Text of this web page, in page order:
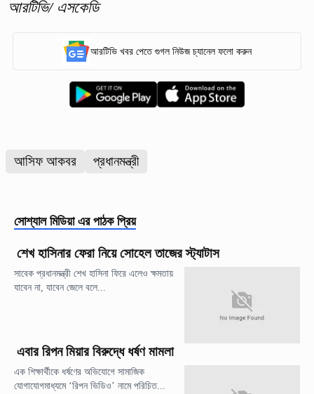
আরটিভি/ এসকেডি
আরটিভি খবর পেতে গুগল নিউজ চ্যানেল ফলো করুন
আসিফ আকবর প্রধানমন্ত্রী
সোশ্যাল মিডিয়া এর পাঠক প্রিয়
শেখ হাসিনার ফেরা নিয়ে সোহেল তাজের স্ট্যাটাস
সাবেক প্রধানমন্ত্রী শেখ হাসিনা ফিরে এলেও ক্ষমতায়
যাবেন না, যাবেন জেলে বলে...
এবার রিপন মিয়ার বিরুদ্ধে ধর্ষণ মামলা
এক শিক্ষার্থীকে ধর্ষণের অভিযোগে সামাজিক
যোগাযোগমাধ্যমে ‘রিপন ভিডিও’ নামে পরিচিত...